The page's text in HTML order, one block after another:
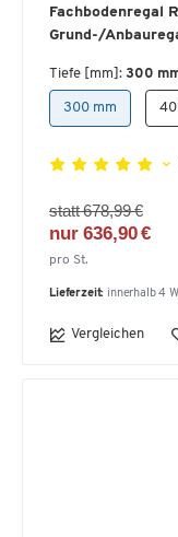
Fachbodenregal
Grund-/
Tiefe [mm]: 300
300 mm
statt 678,99 €
nur 636,90 €
pro St.
Lieferzeit: innerhalb 4
Vergleichen